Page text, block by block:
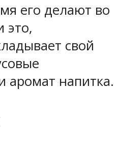
его делают во
это,
свой
аромат напитка.